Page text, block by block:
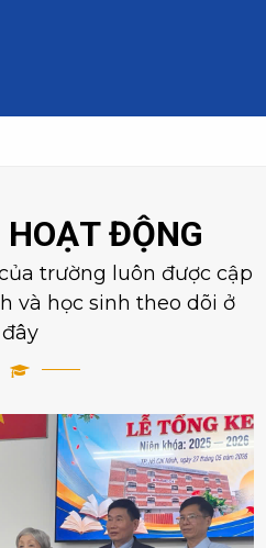
ĐỘNG
trường luôn được cập
và học sinh theo dõi ở
đây